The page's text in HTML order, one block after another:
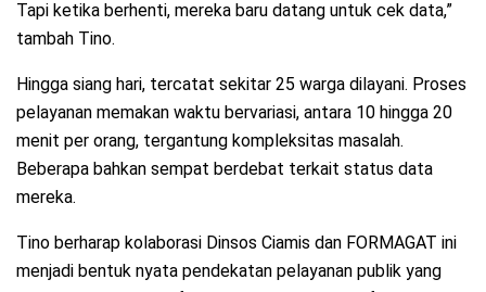
Tapi ketika berhenti, mereka baru datang untuk cek data,”
tambah Tino.
Hingga siang hari, tercatat sekitar 25 warga dilayani. Proses
pelayanan memakan waktu bervariasi, antara 10 hingga 20
menit per orang, tergantung kompleksitas masalah.
Beberapa bahkan sempat berdebat terkait status data
mereka.
Tino berharap kolaborasi Dinsos Ciamis dan FORMAGAT ini
menjadi bentuk nyata pendekatan pelayanan publik yang